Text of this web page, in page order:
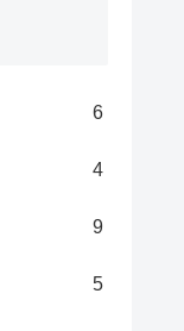
6
4
9
5